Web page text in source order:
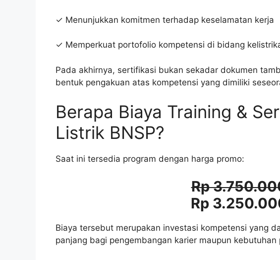
✓ Menunjukkan komitmen terhadap keselamatan kerja
✓ Memperkuat portofolio kompetensi di bidang
Pada akhirnya, sertifikasi bukan sekadar dokumen
bentuk pengakuan atas kompetensi yang dimiliki
Berapa Biaya Training &
Listrik BNSP?
Saat ini tersedia program dengan harga promo:
Rp
Rp
Biaya tersebut merupakan investasi kompetensi yang
panjang bagi pengembangan karier maupun